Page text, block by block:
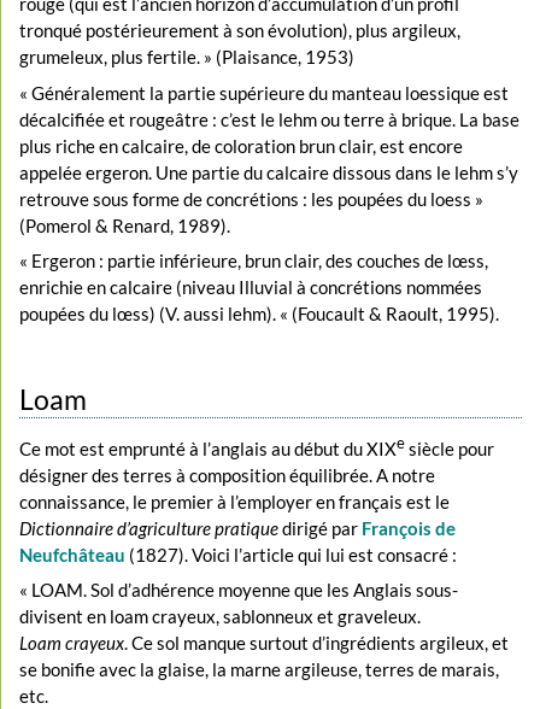
tronqué postérieurement à son évolution), plus argileux,
grumeleux, plus fertile. » (Plaisance, 1953)
« Généralement la partie supérieure du manteau loessique est
décalcifiée et rougeâtre : c’est le lehm ou terre à brique. La base
plus riche en calcaire, de coloration brun clair, est encore
appelée ergeron. Une partie du calcaire dissous dans le lehm s’y
retrouve sous forme de concrétions : les poupées du loess »
(Pomerol & Renard, 1989).
« Ergeron : partie inférieure, brun clair, des couches de lœss,
enrichie en calcaire (niveau Illuvial à concrétions nommées
poupées du lœss) (V. aussi lehm). « (Foucault & Raoult, 1995).
Loam
Ce mot est emprunté à l’anglais au début du XIXesiècle pour
désigner des terres à composition équilibrée. A notre
connaissance, le premier à l’employer en français est le
Dictionnaire d’agriculture pratiquedirigé par François de
Neufchâteau (1827). Voici l’article qui lui est consacré :
« LOAM. Sol d’adhérence moyenne que les Anglais sous-
divisent en loam crayeux, sablonneux et graveleux.
Loam crayeux. Ce sol manque surtout d’ingrédients argileux, et
se bonifie avec la glaise, la marne argileuse, terres de marais,
etc.